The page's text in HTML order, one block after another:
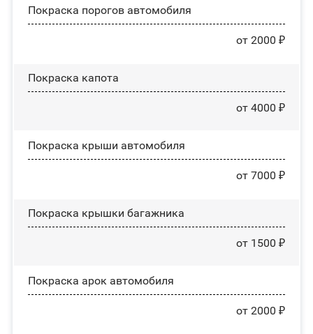
Покраска порогов автомобиля
от 2000 ₽
Покраска капота
от 4000 ₽
Покраска крыши автомобиля
от 7000 ₽
Покраска крышки багажника
от 1500 ₽
Покраска арок автомобиля
от 2000 ₽